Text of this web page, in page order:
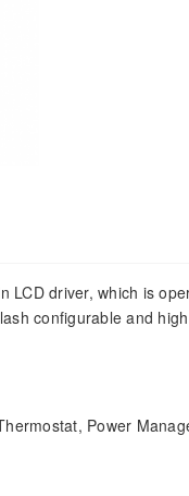
LCD driver, which is
configurable and
Power